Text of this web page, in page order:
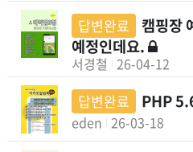
답변완료
캠핑장
예정인데요.
서경철 26-04-12
답변완료 PHP
eden 26-03-18